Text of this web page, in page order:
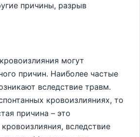
причины, разрыв
могут
причин. Наиболее частые
вследствие травм.
кровоизлияниях, то
причина – это
вследствие